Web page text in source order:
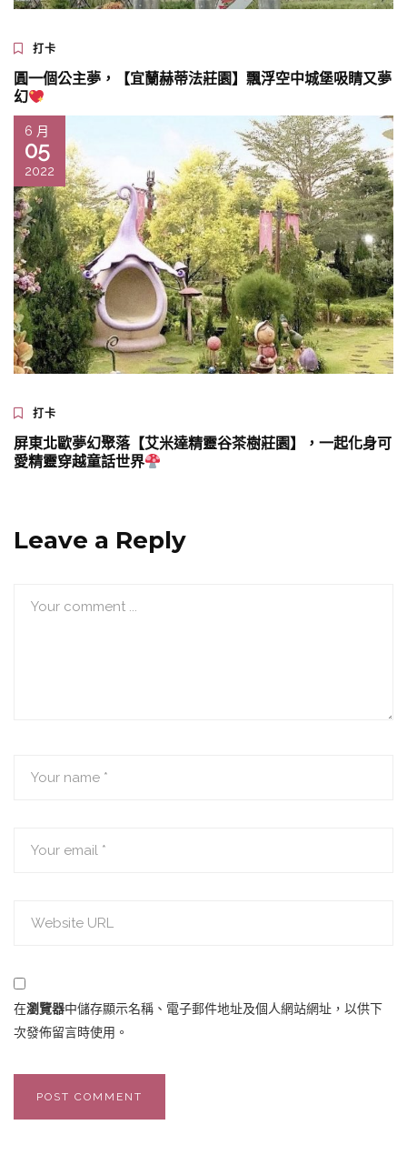
打卡
圓一個公主夢，【宜蘭赫蒂法莊園】飄浮空中城堡吸睛又夢
幻
6 月
05
2022
打卡
屏東北歐夢幻聚落【艾米達精靈谷茶樹莊園】，一起化身可
愛精靈穿越童話世界
Leave a Reply
在瀏覽器中儲存顯示名稱、電子郵件地址及個人網站網址，以供下
次發佈留言時使用。